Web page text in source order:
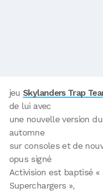
jeuSkylanders Trap
de lui avec
une nouvelle version
automne
sur consoles et de
opus signé
Activision est baptisé «
Superchargers »,